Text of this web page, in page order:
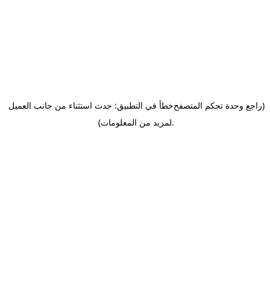
خطأ في التطبيق: حدث استثناء من جانب العميل(راجع وحدة تحكم المتصفح
لمزيد من المعلومات).